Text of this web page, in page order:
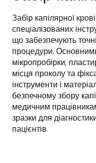
Забір капілярної
спеціалізованих
що забезпечують
процедури.
мікропробірки,
місця проколу та
інструменти і
безпечному збору
медичним
зразки для
пацієнтів.